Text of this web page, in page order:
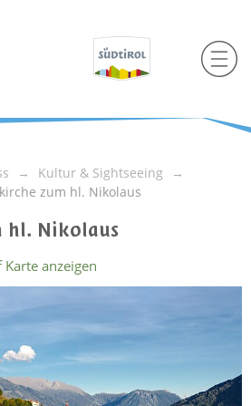
Kultur & Sightseeing
zum hl. Nikolaus
hl. Nikolaus
Karte anzeigen